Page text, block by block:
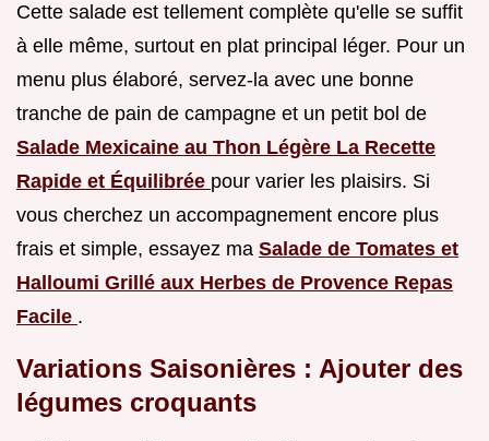
Cette salade est tellement complète qu'elle se suffit
à elle même, surtout en plat principal léger. Pour un
menu plus élaboré, servez-la avec une bonne
tranche de pain de campagne et un petit bol de
Salade Mexicaine au Thon Légère La Recette
Rapide et Équilibrée pour varier les plaisirs. Si
vous cherchez un accompagnement encore plus
frais et simple, essayez ma Salade de Tomates et
Halloumi Grillé aux Herbes de Provence Repas
Facile .
Variations Saisonières : Ajouter des
légumes croquants